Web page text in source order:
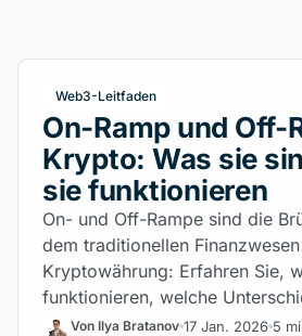
Web3-Leitfaden
On-Ramp und Off-
Krypto: Was sie
sie funktionieren
On- und Off-Rampe sind die
dem traditionellen
Kryptowährung: Erfahren Sie,
funktionieren, welche
welche Anwendungsfälle es
Von Ilya Bratanov 17 Jan. 2026 5